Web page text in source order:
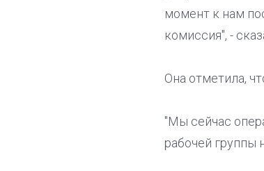
момент к нам
комиссия", -
Она отметила,
"Мы сейчас
рабочей группы